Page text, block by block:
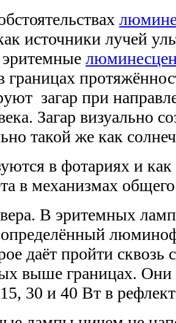
источники лучей
эритемные
границах
загар при
Загар визуально
такой же как
в фотариях и как
в механизмах
В эритемных
даёт пройти сквозь
выше границах. Они
30 и 40 Вт в